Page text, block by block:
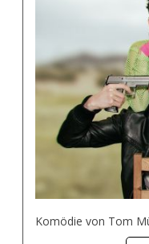
Komödie von Tom